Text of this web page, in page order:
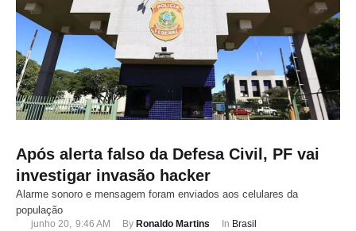
Após alerta falso da Defesa Civil, PF vai
investigar invasão hacker
Alarme sonoro e mensagem foram enviados aos celulares da
população
junho 20 9:46 AM By Ronaldo Martins In Brasil